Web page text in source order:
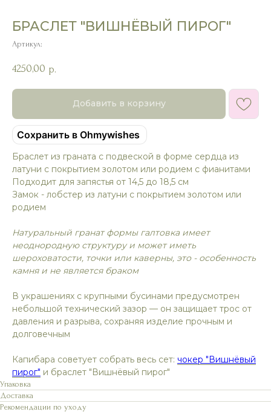
БРАСЛЕТ "ВИШНЁВЫЙ ПИРОГ"
Артикул:
4250,00 р.
Добавить в корзину
Сохранить в Ohmywishes
Браслет из граната с подвеской в форме сердца из
латуни с покрытием золотом или родием с фианитами
Подходит для запястья от 14,5 до 18,5 см
Замок - лобстер из латуни с покрытием золотом или
родием
Натуральный гранат формы галтовка имеет
неоднородную структуру и может иметь
шероховатости, точки или каверны, это - особенность
камня и не является браком
В украшениях с крупными бусинами предусмотрен
небольшой технический зазор — он защищает трос от
давления и разрыва, сохраняя изделие прочным и
долговечным
Капибара советует собрать весь сет: чокер "Вишнёвый
пирог" и браслет "Вишнёвый пирог"
Упаковка
Доставка
Рекомендации по уходу